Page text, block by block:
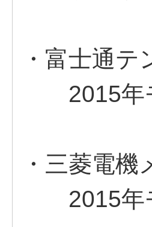
・富士通
2015年モ
・三菱電
2015年モ